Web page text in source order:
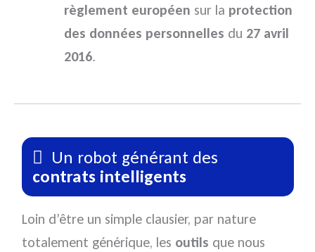
règlement européen sur la protection
des données personnelles du 27 avril
2016.
Un robot générant des
contrats intelligents
Loin d’être un simple clausier, par nature
totalement générique, les outils que nous